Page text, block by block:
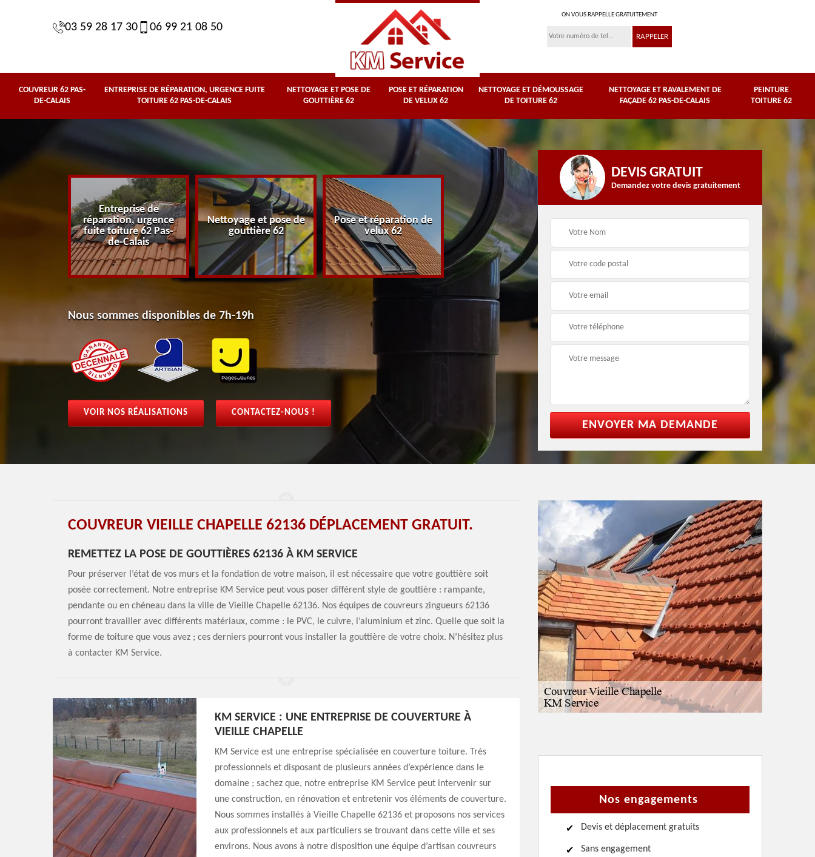
03 59 28 17 30 06 99 21 08 50
ON VOUS RAPPELLE GRATUITEMENT
COUVREUR 62 PAS-
DE-CALAIS
ENTREPRISE DE RÉPARATION, URGENCE FUITE
TOITURE 62 PAS-DE-CALAIS
NETTOYAGE ET POSE DE
GOUTTIÈRE 62
POSE ET RÉPARATION
DE VELUX 62
NETTOYAGE ET DÉMOUSSAGE
DE TOITURE 62
NETTOYAGE ET RAVALEMENT DE
FAÇADE 62 PAS-DE-CALAIS
PEINTURE
TOITURE 62
Entreprise de
réparation, urgence
fuite toiture 62 Pas-
de-Calais
Nettoyage et pose de
gouttière 62
Pose et réparation de
velux 62
Nettoyage et
démoussage de
toiture 62
62 Pas-de-Calais
Nous sommes disponibles de 7h-19h
VOIR NOS RÉALISATIONS CONTACTEZ-NOUS !
DEVIS GRATUIT
Demandez votre devis gratuitement
COUVREUR VIEILLE CHAPELLE 62136 DÉPLACEMENT GRATUIT.
REMETTEZ LA POSE DE GOUTTIÈRES 62136 À KM SERVICE
Pour préserver l’état de vos murs et la fondation de votre maison, il est nécessaire que votre gouttière soit
posée correctement. Notre entreprise KM Service peut vous poser différent style de gouttière : rampante,
pendante ou en chéneau dans la ville de Vieille Chapelle 62136. Nos équipes de couvreurs zingueurs 62136
pourront travailler avec différents matériaux, comme : le PVC, le cuivre, l’aluminium et zinc. Quelle que soit la
forme de toiture que vous avez ; ces derniers pourront vous installer la gouttière de votre choix. N’hésitez plus
à contacter KM Service.
KM SERVICE : UNE ENTREPRISE DE COUVERTURE À
VIEILLE CHAPELLE
KM Service est une entreprise spécialisée en couverture toiture. Très
professionnels et disposant de plusieurs années d’expérience dans le
domaine ; sachez que, notre entreprise KM Service peut intervenir sur
une construction, en rénovation et entretenir vos éléments de couverture.
Nous sommes installés à Vieille Chapelle 62136 et proposons nos services
aux professionnels et aux particuliers se trouvant dans cette ville et ses
environs. Nous avons à notre disposition une équipe d’artisan couvreurs
Nos engagements
Devis et déplacement gratuits
Sans engagement